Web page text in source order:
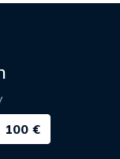
100 €